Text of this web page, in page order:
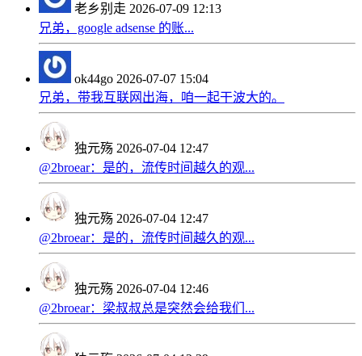
老乡别走 2026-07-09 12:13
兄弟，google adsense 的账...
ok44go 2026-07-07 15:04
兄弟，带我互联网出海，咱一起干波大的。
独元殇 2026-07-04 12:47
@2broear：是的，流传时间越久的观...
独元殇 2026-07-04 12:47
@2broear：是的，流传时间越久的观...
独元殇 2026-07-04 12:46
@2broear：梁叔叔总是突然会给我们...